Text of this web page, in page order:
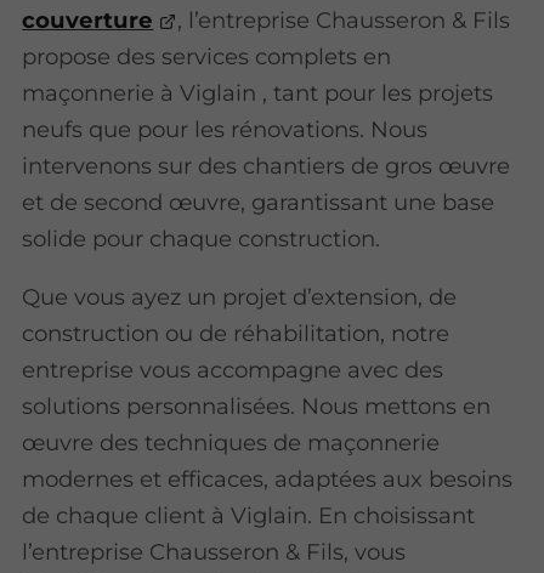
couverture
, l’entreprise Chausseron & Fils
propose des services complets en
maçonnerie à Viglain , tant pour les projets
neufs que pour les rénovations. Nous
intervenons sur des chantiers de gros œuvre
et de second œuvre, garantissant une base
solide pour chaque construction.
Que vous ayez un projet d’extension, de
construction ou de réhabilitation, notre
entreprise vous accompagne avec des
solutions personnalisées. Nous mettons en
œuvre des techniques de maçonnerie
modernes et efficaces, adaptées aux besoins
de chaque client à Viglain. En choisissant
l’entreprise Chausseron & Fils, vous